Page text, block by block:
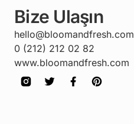
Bize Ulaşın
hello@bloomandfresh.com
0 (212) 212 02 82
www.bloomandfresh.com